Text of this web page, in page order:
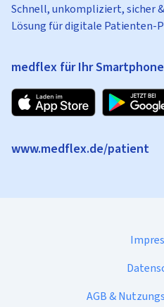
Schnell, unkompliziert, sicher
Lösung für digitale Patienten-
medflex für Ihr
www.medflex.de/patient
AGB &